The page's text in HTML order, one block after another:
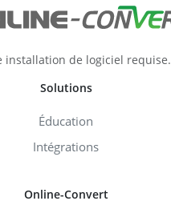
installation de logiciel requise.
Solutions
Éducation
Intégrations
Online-Convert